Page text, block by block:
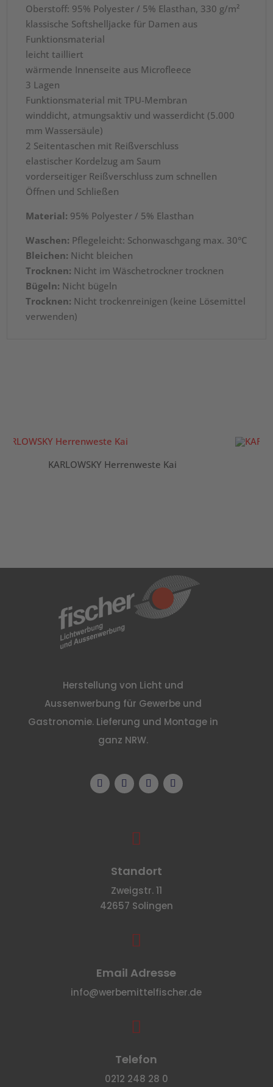
Oberstoff: 95% Polyester / 5% Elasthan, 330 g/m²
klassische Softshelljacke für Damen aus
Funktionsmaterial
leicht tailliert
wärmende Innenseite aus Microfleece
3 Lagen
Funktionsmaterial mit TPU-Membran
winddicht, atmungsaktiv und wasserdicht (5.000
mm Wassersäule)
2 Seitentaschen mit Reißverschluss
elastischer Kordelzug am Saum
vorderseitiger Reißverschluss zum schnellen
Öffnen und Schließen
Material: 95% Polyester / 5% Elasthan
Waschen: Pflegeleicht: Schonwaschgang max. 30°C
Bleichen: Nicht bleichen
Trocknen: Nicht im Wäschetrockner trocknen
Bügeln: Nicht bügeln
Trocknen: Nicht trockenreinigen (keine Lösemittel
verwenden)
KARLOWSKY Herrenweste Kai
Herstellung von Licht und
Aussenwerbung für Gewerbe und
Gastronomie. Lieferung und Montage in
ganz NRW.

Standort
Zweigstr. 11
42657 Solingen

Email Adresse
info@werbemittelfischer.de

Telefon
0212 248 28 0